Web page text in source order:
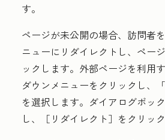
す。
ページが未公開の場合、訪問者を
ニューにリダイレクトし、 ペー
ックします。外部ページを利用す
ダウンメニューをクリックし、
を選択します。ダイアログボッ
し、［リダイレクト］ をクリッ